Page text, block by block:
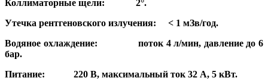
Коллиматорные щели: 2°.
Утечка рентгеновского излучения: < 1 мЗв/год.
Водяное охлаждение: поток 4 л/мин, давление до 6
бар.
Питание: 220 В, максимальный ток 32 А, 5 кВт.